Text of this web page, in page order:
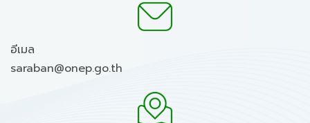
อีเมล
saraban@onep.go.th